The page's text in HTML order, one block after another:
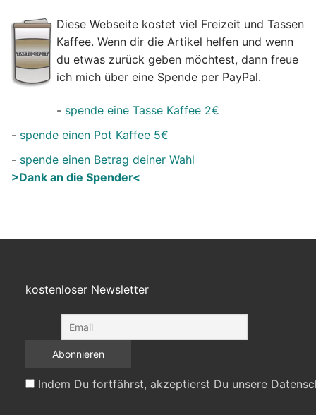
Diese Webseite kostet viel Freizeit und Tassen
Kaffee. Wenn dir die Artikel helfen und wenn
du etwas zurück geben möchtest, dann freue
ich mich über eine Spende per PayPal.
- spende eine Tasse Kaffee 2€
- spende einen Pot Kaffee 5€
- spende einen Betrag deiner Wahl
>Dank an die Spender<
kostenloser Newsletter
Indem Du fortfährst, akzeptierst Du unsere